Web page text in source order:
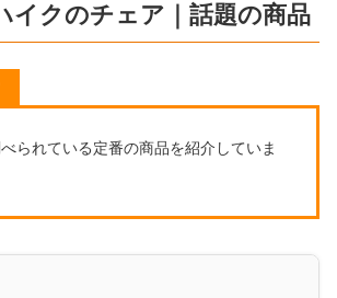
イクのチェア｜話題の商品
られている定番の商品を紹介していま